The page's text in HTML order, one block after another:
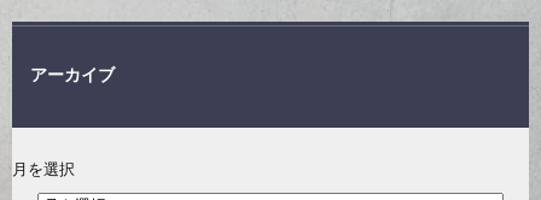
アーカイブ
月を選択